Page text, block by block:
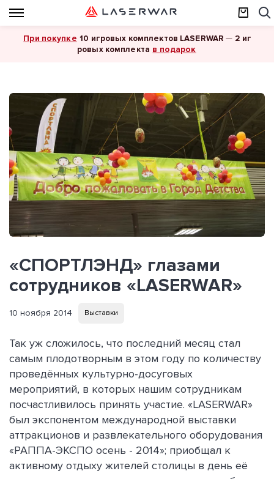
При покупке 10 игровых комплектов LASERWAR — 2 иг
ровых комплекта в подарок
«СПОРТЛЭНД» глазами
сотрудников «LASERWAR»
10 ноября 2014 Выставки
Так уж сложилось, что последний месяц стал
самым плодотворным в этом году по количеству
проведённых культурно-досуговых
мероприятий, в которых нашим сотрудникам
посчастливилось принять участие. «LASERWAR»
был экспонентом международной выставки
аттракционов и развлекательного оборудования
«РАППА-ЭКСПО осень - 2014»; приобщал к
активному отдыху жителей столицы в день её